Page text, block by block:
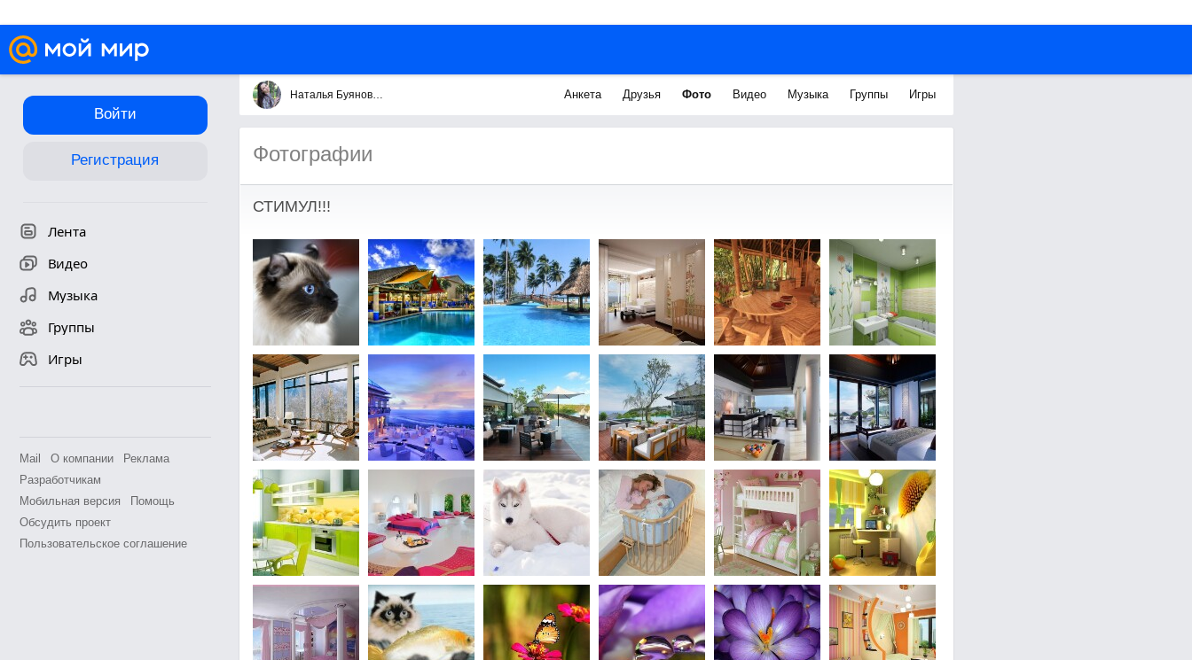
Войти
Регистрация
Лента
Видео
Музыка
Группы
Игры
Mail О компании
Реклама
Разработчикам
Мобильная версия
Помощь
Обсудить проект
Пользовательское соглашение
Наталья Буянова (4) Анкета Друзья Фото Видео Музыка Группы Игры
Фотографии
СТИМУЛ!!!